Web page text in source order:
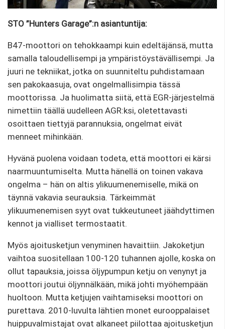
STO ”Hunters Garage”:n asiantuntija:
B47-moottori on tehokkaampi kuin edeltäjänsä, mutta
samalla taloudellisempi ja ympäristöystävällisempi. Ja
juuri ne tekniikat, jotka on suunniteltu puhdistamaan
sen pakokaasuja, ovat ongelmallisimpia tässä
moottorissa. Ja huolimatta siitä, että EGR-järjestelmä
nimettiin täällä uudelleen AGR:ksi, oletettavasti
osoittaen tiettyjä parannuksia, ongelmat eivät
menneet mihinkään.
Hyvänä puolena voidaan todeta, että moottori ei kärsi
naarmuuntumiselta. Mutta hänellä on toinen vakava
ongelma – hän on altis ylikuumenemiselle, mikä on
täynnä vakavia seurauksia. Tärkeimmät
ylikuumenemisen syyt ovat tukkeutuneet jäähdyttimen
kennot ja vialliset termostaatit.
Myös ajoitusketjun venyminen havaittiin. Jakoketjun
vaihtoa suositellaan 100-120 tuhannen ajolle, koska on
ollut tapauksia, joissa öljypumpun ketju on venynyt ja
moottori joutui öljynnälkään, mikä johti myöhempään
huoltoon. Mutta ketjujen vaihtamiseksi moottori on
purettava. 2010-luvulta lähtien monet eurooppalaiset
huippuvalmistajat ovat alkaneet piilottaa ajoitusketjun